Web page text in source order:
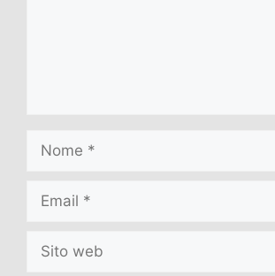
Nome
Email
Sito
web